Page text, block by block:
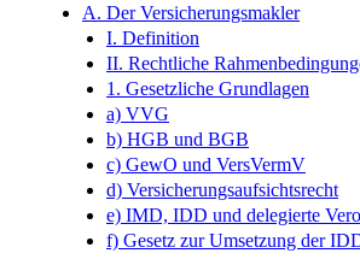
A. Der Versicherungsmakler
I. Definition
II. Rechtliche
1. Gesetzliche Grundlagen
a) VVG
b) HGB und BGB
c) GewO und VersVermV
d) Versicherungsaufsichtsrecht
e) IMD, IDD und delegierte
f) Gesetz zur Umsetzung der